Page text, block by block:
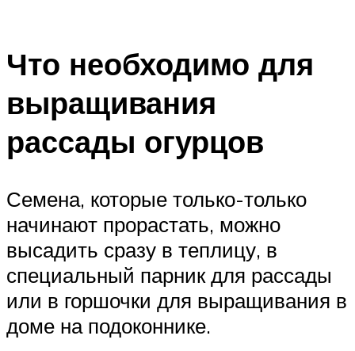
Что необходимо для
выращивания
рассады огурцов
Семена, которые только-только
начинают прорастать, можно
высадить сразу в теплицу, в
специальный парник для рассады
или в горшочки для выращивания в
доме на подоконнике.